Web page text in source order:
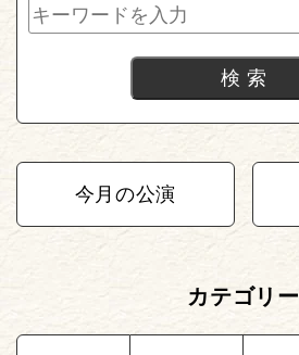
今月の公演
カテゴリー